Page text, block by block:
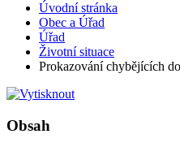
Úvodní stránka
Obec a Úřad
Úřad
Životní situace
Prokazování chybějících
Obsah